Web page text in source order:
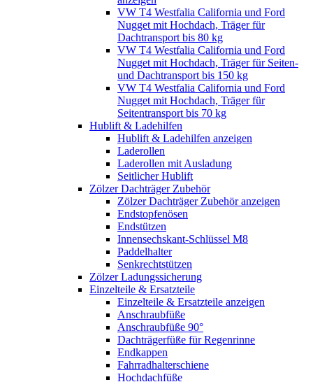
VW T4 Westfalia California und Ford
Nugget mit Hochdach, Träger für
Dachtransport bis 80 kg
VW T4 Westfalia California und Ford
Nugget mit Hochdach, Träger für Seiten-
und Dachtransport bis 150 kg
VW T4 Westfalia California und Ford
Nugget mit Hochdach, Träger für
Seitentransport bis 70 kg
Hublift & Ladehilfen
Hublift & Ladehilfen anzeigen
Laderollen
Laderollen mit Ausladung
Seitlicher Hublift
Zölzer Dachträger Zubehör
Zölzer Dachträger Zubehör anzeigen
Endstopfenösen
Endstützen
Innensechskant-Schlüssel M8
Paddelhalter
Senkrechtstützen
Zölzer Ladungssicherung
Einzelteile & Ersatzteile
Einzelteile & Ersatzteile anzeigen
Anschraubfüße
Anschraubfüße 90°
Dachträgerfüße für Regenrinne
Endkappen
Fahrradhalterschiene
Hochdachfüße